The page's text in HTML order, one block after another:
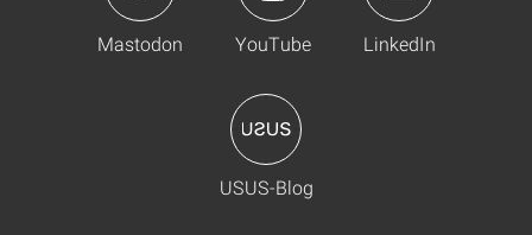
Mastodon YouTube LinkedIn
USUS-Blog